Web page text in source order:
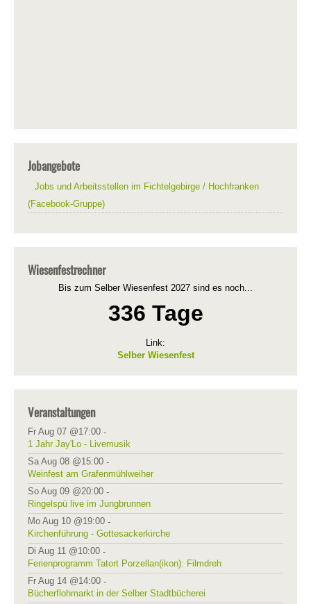
Jobangebote
Jobs und Arbeitsstellen im Fichtelgebirge / Hochfranken
(Facebook-Gruppe)
Wiesenfestrechner
Bis zum Selber Wiesenfest 2027 sind es noch...
336 Tage
Link:
Selber Wiesenfest
Veranstaltungen
Fr Aug 07 @17:00 -
1 Jahr Jay'Lo - Livemusik
Sa Aug 08 @15:00 -
Weinfest am Grafenmühlweiher
So Aug 09 @20:00 -
Ringelspü live im Jungbrunnen
Mo Aug 10 @19:00 -
Kirchenführung - Gottesackerkirche
Di Aug 11 @10:00 -
Ferienprogramm Tatort Porzellan(ikon): Filmdreh
Fr Aug 14 @14:00 -
Bücherflohmarkt in der Selber Stadtbücherei